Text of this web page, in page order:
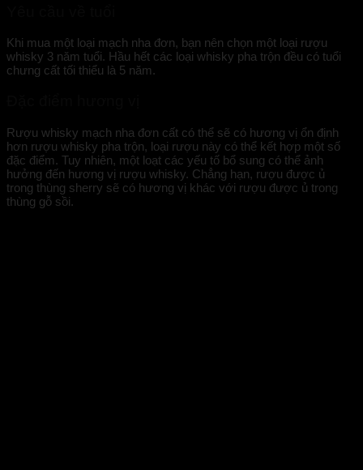
Khi mua một loại mạch nha đơn, bạn nên chọn một loại rượu
whisky 3 năm tuổi. Hầu hết các loại whisky pha trộn đều có tuổi
chưng cất tối thiểu là 5 năm.
Rượu whisky mạch nha đơn cất có thể sẽ có hương vị ổn định
hơn rượu whisky pha trộn, loại rượu này có thể kết hợp một số
đặc điểm. Tuy nhiên, một loạt các yếu tố bổ sung có thể ảnh
hưởng đến hương vị rượu whisky. Chẳng hạn, rượu được ủ
trong thùng sherry sẽ có hương vị khác với rượu được ủ trong
thùng gỗ sồi.